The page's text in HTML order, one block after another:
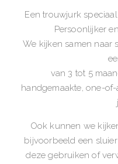
Een trouwjurk
Persoonlijker
We kijken samen naar
van 3 tot 5
handgemaakte, one-
Ook kunnen we
bijvoorbeeld een
deze gebruiken of